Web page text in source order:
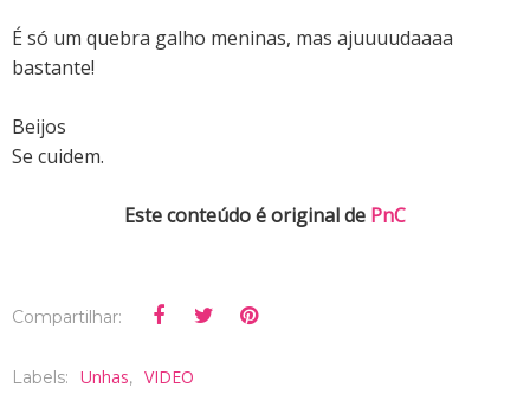
É só um quebra galho meninas, mas ajuuuudaaaa
bastante!
Beijos
Se cuidem.
Este conteúdo é original de PnC
Compartilhar:
Labels: Unhas, VIDEO